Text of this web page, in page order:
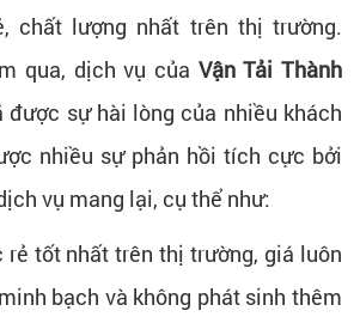
chất lượng nhất trên thị trường.
qua, dịch vụ của Vận Tải Thành
được sự hài lòng của nhiều khách
nhiều sự phản hồi tích cực bởi
vụ mang lại, cụ thể như:
tốt nhất trên thị trường, giá luôn
bạch và không phát sinh thêm